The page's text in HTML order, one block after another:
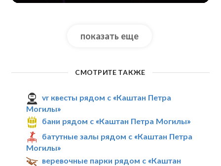
показать еще
СМОТРИТЕ ТАКЖЕ
vr квесты рядом с «Каштан Петра
Могилы»
бани рядом с «Каштан Петра Могилы»
батутные залы рядом с «Каштан Петра
Могилы»
веревочные парки рядом с «Каштан